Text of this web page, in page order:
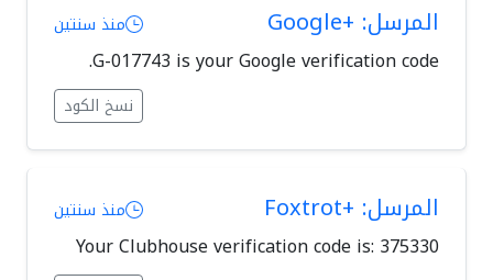
المرسل: +Google منذ سنتين
G-017743 is your Google verification code.
نسخ الكود
المرسل: +Foxtrot منذ سنتين
Your Clubhouse verification code is: 375330